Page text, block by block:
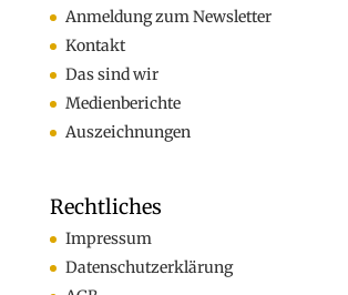
Anmeldung zum Newsletter
Kontakt
Das sind wir
Medienberichte
Auszeichnungen
Rechtliches
Impressum
Datenschutzerklärung